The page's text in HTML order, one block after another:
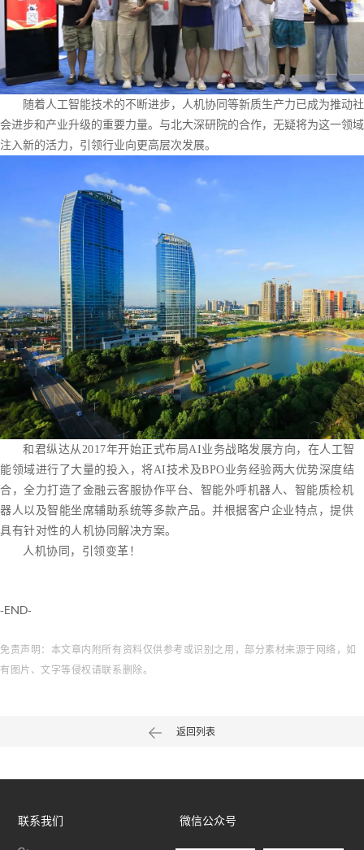
随着人工智能技术的不断进步，人机协同等新质生产力已成为推动社
会进步和产业升级的重要力量。与北大深研院的合作，无疑将为这一领域
注入新的活力，引领行业向更高层次发展。
和君纵达从2017年开始正式布局AI业务战略发展方向，在人工智
能领域进行了大量的投入，将AI技术及BPO业务经验两大优势深度结
合，全力打造了金融云客服协作平台、智能外呼机器人、智能质检机
器人以及智能坐席辅助系统等多款产品。并根据客户企业特点，提供
具有针对性的人机协同解决方案。
人机协同，引领变革！
-END-
免责声明：本文章内附所有资料仅供参考或识别之用，部分素材来源于网络，如
有图片、文字等侵权请联系删除。
返回列表
联系我们 微信公众号